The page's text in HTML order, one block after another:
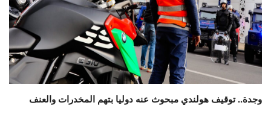
وجدة.. توقيف هولندي مبحوث عنه دوليا بتهم المخدرات والعنف